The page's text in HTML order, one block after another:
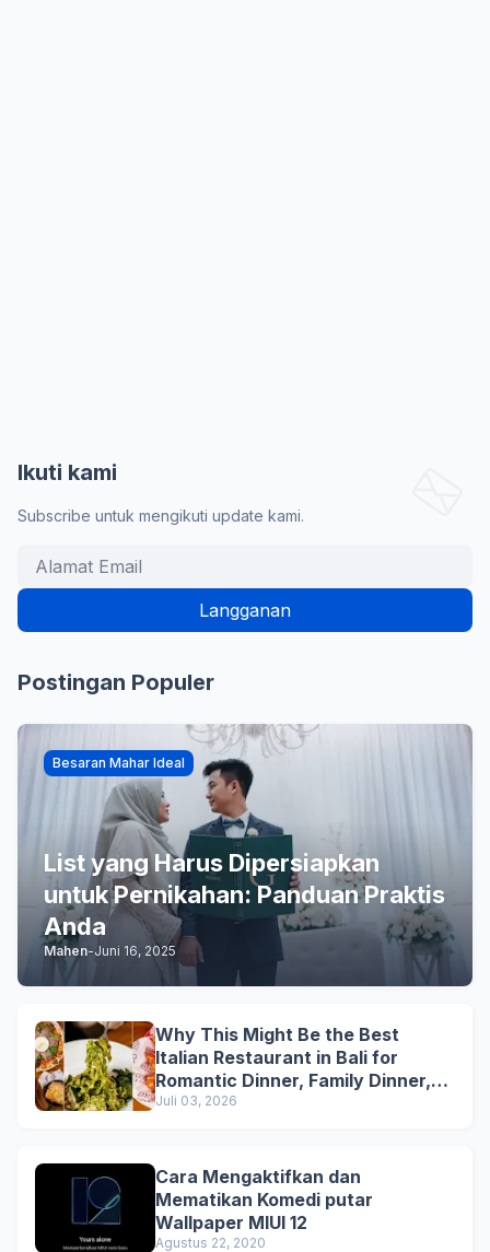
Ikuti kami
Subscribe untuk mengikuti update kami.
Postingan Populer
Besaran Mahar Ideal
List yang Harus Dipersiapkan
untuk Pernikahan: Panduan Praktis
Anda
Mahen-Juni 16, 2025
Why This Might Be the Best
Italian Restaurant in Bali for
Romantic Dinner, Family Dinner,
and Business Lunch
Juli 03, 2026
Cara Mengaktifkan dan
Mematikan Komedi putar
Wallpaper MIUI 12
Agustus 22, 2020